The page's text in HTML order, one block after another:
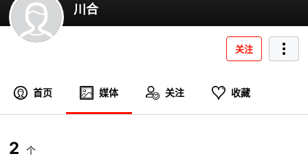
川合
关注
首页 媒体 关注 收藏
2 个